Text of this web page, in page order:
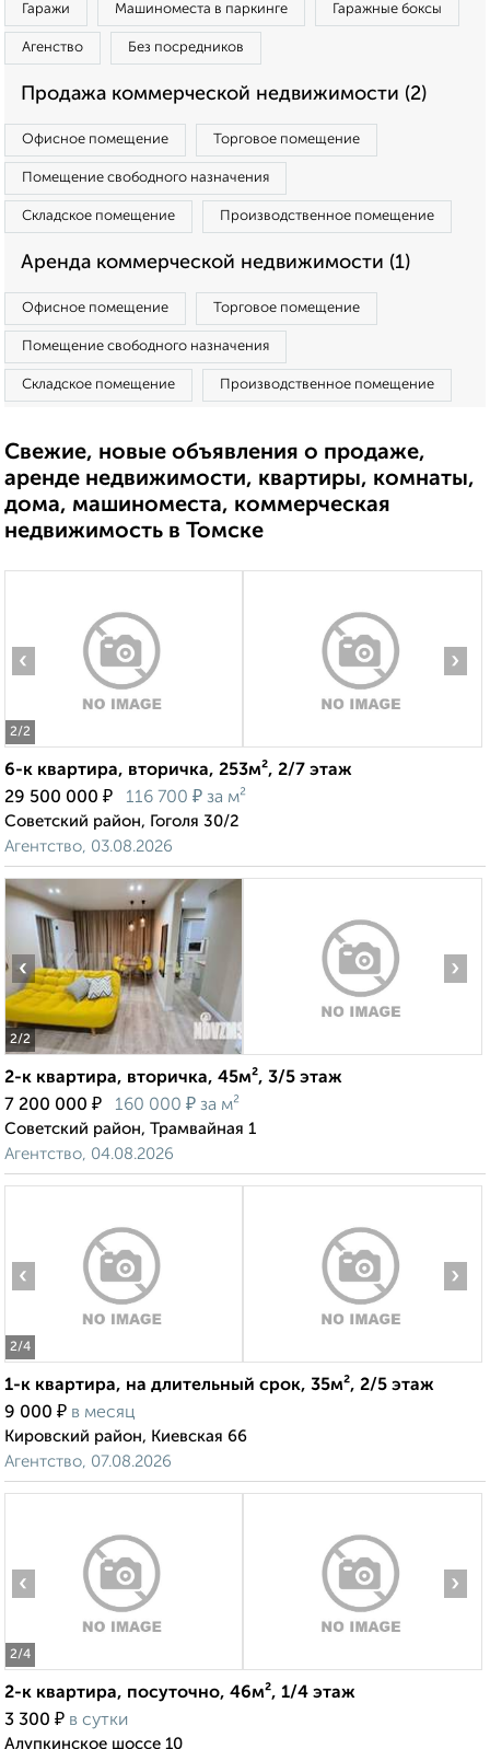
Гаражи Машиноместа в паркинге Гаражные боксы
Агенство Без посредников
Продажа коммерческой недвижимости (2)
Офисное помещение Торговое помещение
Помещение свободного назначения
Складское помещение Производственное помещение
Аренда коммерческой недвижимости (1)
Офисное помещение Торговое помещение
Помещение свободного назначения
Складское помещение Производственное помещение
Свежие, новые объявления о продаже,
аренде недвижимости, квартиры, комнаты,
дома, машиноместа, коммерческая
недвижимость в Томске
2/2
‹ ›
6-к квартира, вторичка, 253м², 2/7 этаж
29 500 000 ₽ 116 700 ₽ за м²
Советский район, Гоголя 30/2
Агентство, 03.08.2026
2/2
‹ ›
2-к квартира, вторичка, 45м², 3/5 этаж
7 200 000 ₽ 160 000 ₽ за м²
Советский район, Трамвайная 1
Агентство, 04.08.2026
2/4
‹ ›
1-к квартира, на длительный срок, 35м², 2/5 этаж
9 000 ₽ в месяц
Кировский район, Киевская 66
Агентство, 07.08.2026
2/4
‹ ›
2-к квартира, посуточно, 46м², 1/4 этаж
3 300 ₽ в сутки
Алупкинское шоссе 10